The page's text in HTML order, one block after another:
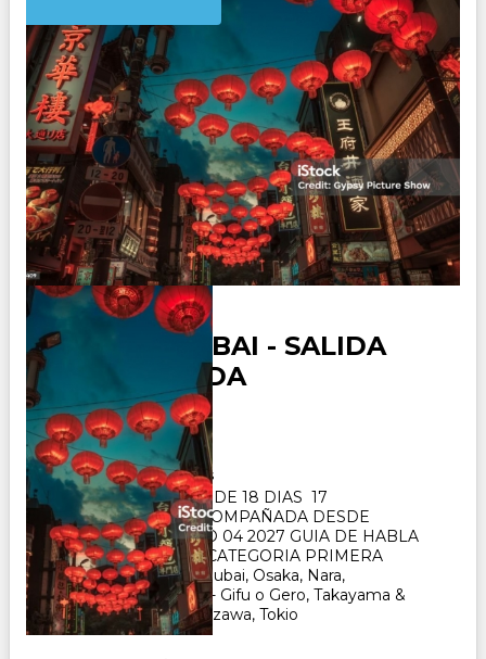
JAPON y DUBAI - SALIDA
ACOMPAÑADA
Duración:
18Días17Noches
PAQUETE TURISTICO DE 18 DIAS 17
NOCHES. SALIDA ACOMPAÑADA DESDE
BUENOS AIRES MAYO 04 2027 GUIA DE HABLA
HISPANA- HOTELES CATEGORIA PRIMERA
SUPERIOR VISITA : Dubai, Osaka, Nara,
Kioto, Hiroshima, Seki - Gifu o Gero, Takayama &
Shirakawago ï¿½ Kanazawa, Tokio